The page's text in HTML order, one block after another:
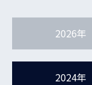
2026年
2024年